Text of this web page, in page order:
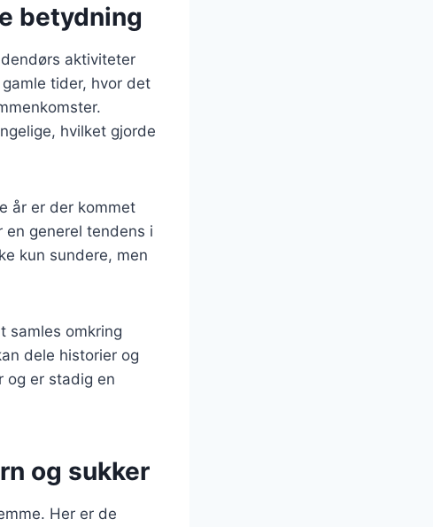
betydning
aktiviteter
tider, hvor det
hvilket gjorde
år er der kommet
generel tendens i
kun sundere, men
samles omkring
dele historier og
og er stadig en
og sukker
Her er de